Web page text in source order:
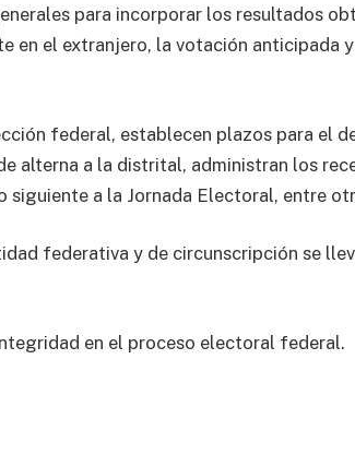
para incorporar los resultados
en el extranjero, la votación anticipada
federal, establecen plazos para el
alterna a la distrital, administran los
a la Jornada Electoral, entre
federativa y de circunscripción se
en el proceso electoral federal.